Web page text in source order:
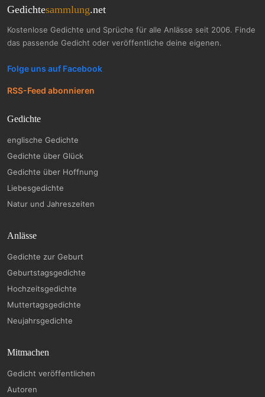
Gedichtesammlung.net
Kostenlose Gedichte und Sprüche für alle Anlässe seit 2006. Finde
das passende Gedicht oder veröffentliche deine eigenen.
Folge uns auf Facebook
RSS-Feed abonnieren
Gedichte
englische Gedichte
Gedichte über Glück
Gedichte über Hoffnung
Liebesgedichte
Natur und Jahreszeiten
Anlässe
Gedichte zur Geburt
Geburtstagsgedichte
Hochzeitsgedichte
Muttertagsgedichte
Neujahrsgedichte
Mitmachen
Gedicht veröffentlichen
Autoren